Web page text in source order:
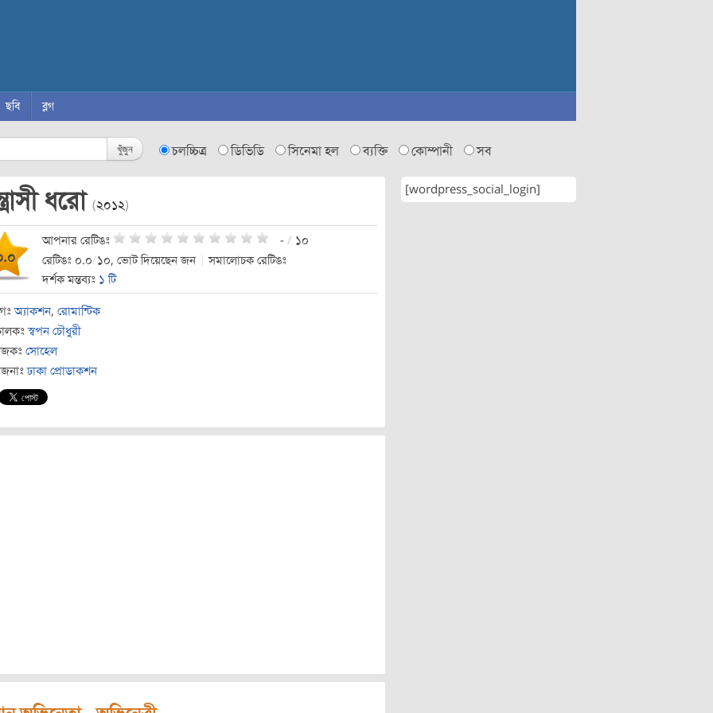
ছবি ব্লগ
খুঁজুন চলচ্চিত্র ডিভিডি সিনেমা হল ব্যক্তি কোম্পানী সব
ধরো (২০১২)
আপনার রেটিঙঃ - / ১০
রেটিঙঃ ০.০/১০, ভোট দিয়েছেন জন
সমালোচক রেটিঙঃ
দর্শক মন্তব্যঃ ১ টি
অ্যাকশন, রোমান্টিক
স্বপন চৌধুরী
সোহেল
ঢাকা প্রোডাকশন
[wordpress_social_login]